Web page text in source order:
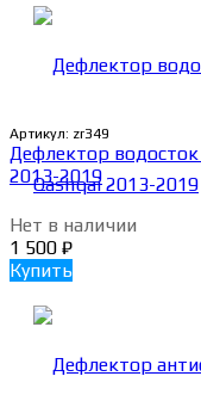
Артикул: zr349
Дефлектор водосток
2013-2019
Нет в наличии
1 500 ₽
Купить